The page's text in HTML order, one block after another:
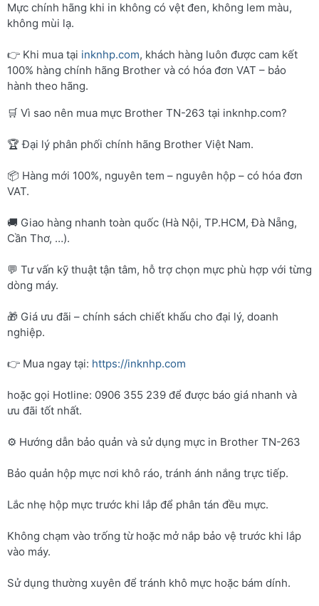
Mực chính hãng khi in không có vệt đen, không lem màu,
không mùi lạ.
👉 Khi mua tại inknhp.com, khách hàng luôn được cam kết
100% hàng chính hãng Brother và có hóa đơn VAT – bảo
hành theo hãng.
🛒 Vì sao nên mua mực Brother TN-263 tại inknhp.com?
🏆 Đại lý phân phối chính hãng Brother Việt Nam.
📦 Hàng mới 100%, nguyên tem – nguyên hộp – có hóa đơn
VAT.
🚚 Giao hàng nhanh toàn quốc (Hà Nội, TP.HCM, Đà Nẵng,
Cần Thơ, …).
💬 Tư vấn kỹ thuật tận tâm, hỗ trợ chọn mực phù hợp với từng
dòng máy.
🎁 Giá ưu đãi – chính sách chiết khấu cho đại lý, doanh
nghiệp.
👉 Mua ngay tại: https://inknhp.com
hoặc gọi Hotline: 0906 355 239 để được báo giá nhanh và
ưu đãi tốt nhất.
⚙️ Hướng dẫn bảo quản và sử dụng mực in Brother TN-263
Bảo quản hộp mực nơi khô ráo, tránh ánh nắng trực tiếp.
Lắc nhẹ hộp mực trước khi lắp để phân tán đều mực.
Không chạm vào trống từ hoặc mở nắp bảo vệ trước khi lắp
vào máy.
Sử dụng thường xuyên để tránh khô mực hoặc bám dính.